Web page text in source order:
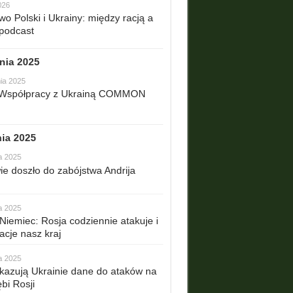
Polski i Ukrainy: między racją a
2025
2025
z Ukrainą COMMON
2025
2025
doszło do zabójstwa Andrija
2025
Rosja codziennie atakuje i
nasz kraj
2025
Ukrainie dane do ataków na
Rosji